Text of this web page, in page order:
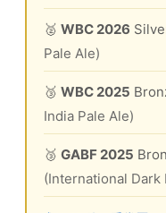
🥈 WBC 2026
Pale Ale)
🥉 WBC 2025
India Pale Ale)
🥉 GABF 2025
(International Dark